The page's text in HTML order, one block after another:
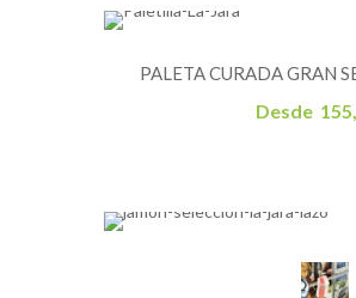
PALETA CURADA GRAN
Desde